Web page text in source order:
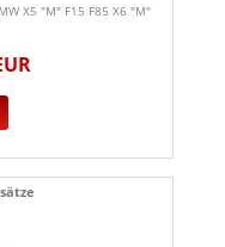
X5 "M" F15 F85 X6 "M"